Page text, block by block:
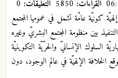
القراءات: التعليقات:
كونيّة عامّة تشمل في عمومها المجتمع
بين منظومة المجتمع البشريّ وغيره
السلوك الإنسانيّ والحرّيّة التكوينيّة
الخلافة الإلهيّة في عالم الوجود، دون